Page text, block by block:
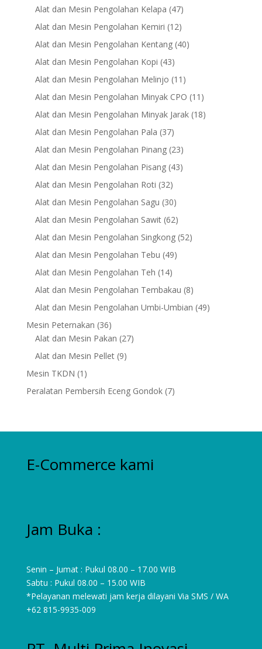
products
Alat dan Mesin Pengolahan Kelapa 4747
products
Alat dan Mesin Pengolahan Kemiri 1212
products
Alat dan Mesin Pengolahan Kentang 4040
Alat dan Mesin Pengolahan Kopi 4343
products
Alat dan Mesin Pengolahan Melinjo 11 11
products
Alat dan Mesin Pengolahan Minyak CPO 11 11
products
Alat dan Mesin Pengolahan Minyak Jarak 1818
Alat dan Mesin Pengolahan Pala 3737
products
Alat dan Mesin Pengolahan Pinang 2323
products
Alat dan Mesin Pengolahan Pisang 4343
Alat dan Mesin Pengolahan Roti 3232
products
Alat dan Mesin Pengolahan Sagu 3030
products
Alat dan Mesin Pengolahan Sawit 6262
products
Alat dan Mesin Pengolahan Singkong 5252
Alat dan Mesin Pengolahan Tebu 4949
Alat dan Mesin Pengolahan Teh 1414
products
Alat dan Mesin Pengolahan Tembakau 88
products
Alat dan Mesin Pengolahan Umbi-Umbian 4949
Mesin Peternakan 3636
products
Alat dan Mesin Pakan 2727
Alat dan Mesin Pellet 99
Mesin TKDN 1 1
product
Peralatan Pembersih Eceng Gondok 77
E-Commerce kami
Jam Buka :
Senin – Jumat : Pukul 08.00 – 17.00 WIB
Sabtu : Pukul 08.00 – 15.00 WIB
*Pelayanan melewati jam kerja dilayani Via SMS / WA
+62 815-9935-009